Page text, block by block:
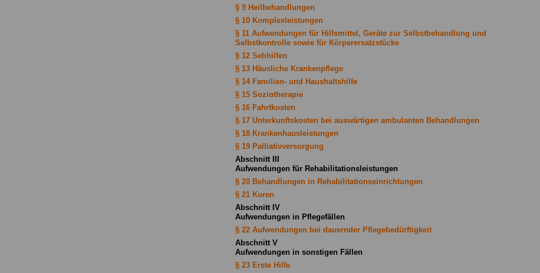
§ 9 Heilbehandlungen
§ 10 Komplexleistungen
§ 11 Aufwendungen für Hilfsmittel, Geräte zur Selbstbehandlung und
Selbstkontrolle sowie für Körperersatzstücke
§ 12 Sehhilfen
§ 13 Häusliche Krankenpflege
§ 14 Familien- und Haushaltshilfe
§ 15 Soziotherapie
§ 16 Fahrtkosten
§ 17 Unterkunftskosten bei auswärtigen ambulanten Behandlungen
§ 18 Krankenhausleistungen
§ 19 Palliativversorgung
Abschnitt III
Aufwendungen für Rehabilitationsleistungen
§ 20 Behandlungen in Rehabilitationseinrichtungen
§ 21 Kuren
Abschnitt IV
Aufwendungen in Pflegefällen
§ 22 Aufwendungen bei dauernder Pflegebedürftigkeit
Abschnitt V
Aufwendungen in sonstigen Fällen
§ 23 Erste Hilfe